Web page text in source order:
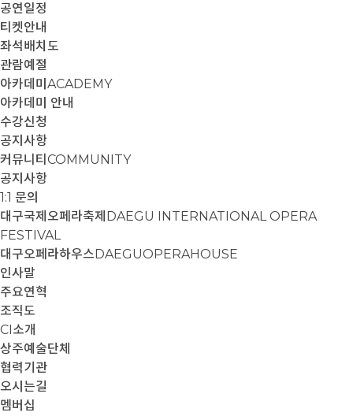
공연일정
티켓안내
좌석배치도
관람예절
아카데미 ACADEMY
아카데미 안내
수강신청
공지사항
커뮤니티 COMMUNITY
공지사항
1:1 문의
대구국제오페라축제 DAEGU INTERNATIONAL OPERA
FESTIVAL
대구오페라하우스DAEGUOPERAHOUSE
인사말
주요연혁
조직도
CI소개
상주예술단체
협력기관
오시는길
멤버십